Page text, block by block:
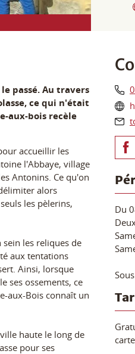
passé. Au travers
ce qui n'était
aux-bois recèle
accueillir les
l'Abbaye, village
Antonins. Ce qu'on
alors
les pèlerins,
les reliques de
aux tentations
Ainsi, lorsque
ses ossements, ce
aux-Bois connaît un
haute le long de
pour ses
Du